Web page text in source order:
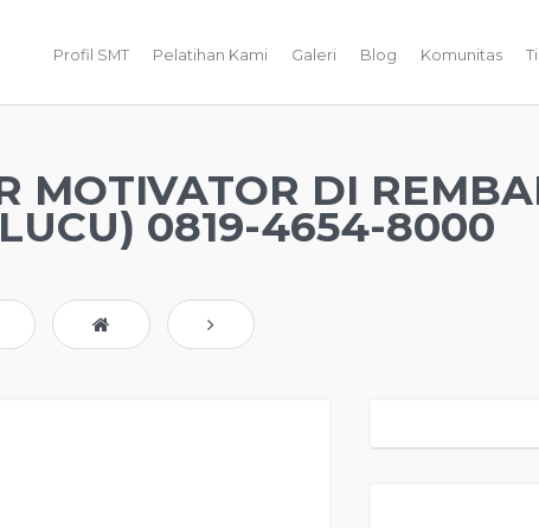
Profil SMT Pelatihan Kami Galeri Blog Komunitas
MOTIVATOR DI
0819-4654-8000